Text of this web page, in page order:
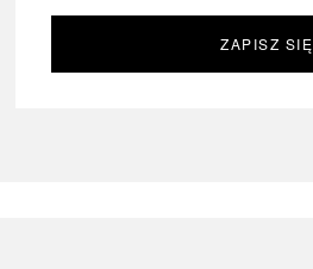
ZAPISZ SIĘ